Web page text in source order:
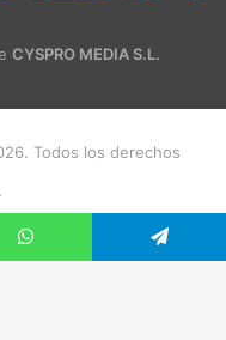
CYSPRO MEDIA S.L.
Todos los derechos
InstagramTelegram